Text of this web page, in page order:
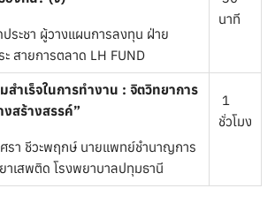
ระชา ผู้วางแผนการลงทุน ฝ่าย
สายการตลาด LH FUND
นาที
สำเร็จในการทำงาน : จิตวิทยาการ
สร้างสรรค์”
รา ชีวะพฤกษ์ นายแพทย์ชำนาญการ
าเสพติด โรงพยาบาลปทุมธานี
1
ชั่วโมง